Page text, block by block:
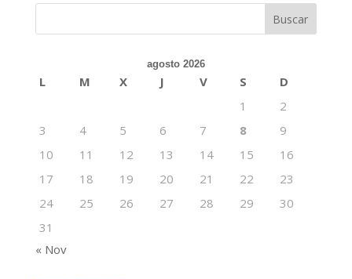
agosto 2026
L M X J V S
D
1
2
3
4 5 6 7 8
9
10
11 12 13 14 15
16
17
18 19 20 21 22
23
24
25 26 27 28 29
30
31
« Nov